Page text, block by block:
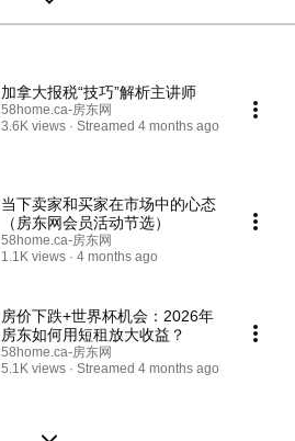
加拿大报税“技巧”解析主讲师
58home.ca-房东网
3.6K views
Streamed 4 months ago
当下卖家和买家在市场中的心态
（房东网会员活动节选）
58home.ca-房东网
1.1K views
4 months ago
房价下跌+世界杯机会：2026年
房东如何用短租放大收益？
58home.ca-房东网
5.1K views
Streamed 4 months ago